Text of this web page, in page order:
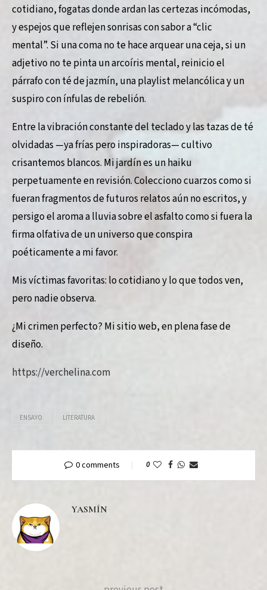
cotidiano, fogatas donde ardan las certezas incómodas,
y espejos que reflejen sonrisas con sabor a “clic
mental”. Si una coma no te hace arquear una ceja, si un
adjetivo no te pinta un arcoíris mental, reinicio el
párrafo con té de jazmín, una playlist melancólica y un
suspiro con ínfulas de rebelión.
Entre la vibración constante del teclado y las tazas de té
olvidadas —ya frías pero inspiradoras— cultivo
crisantemos blancos. Mi jardín es un haiku
perpetuamente en revisión. Colecciono cuarzos como si
fueran fragmentos de futuros relatos aún no escritos, y
persigo el aroma a lluvia sobre el asfalto como si fuera la
firma olfativa de un universo que conspira
poéticamente a mi favor.
Mis víctimas favoritas: lo cotidiano y lo que todos ven,
pero nadie observa.
¿Mi crimen perfecto? Mi sitio web, en plena fase de
diseño.
https://verchelina.com
ENSAYO LITERATURA
0 comments 0
YASMÍN